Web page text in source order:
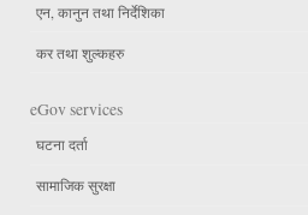
एन, कानुन तथा निर्देशिका
कर तथा शुल्कहरु
eGov services
घटना दर्ता
सामाजिक सुरक्षा